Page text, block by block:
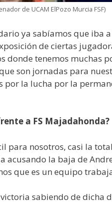
de UCAM ElPozo Murcia FSF)
ya sabíamos que iba
de ciertas
donde tenemos
son jornadas para
la lucha por la
a FS Majadahonda?
para nosotros, casi la
acusando la baja de
que es un equipo
sabiendo de